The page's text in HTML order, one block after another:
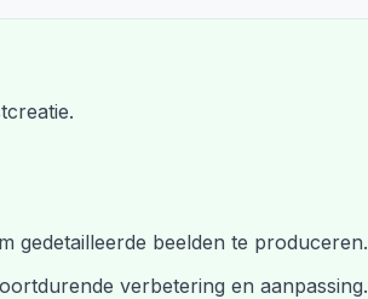
gedetailleerde beelden te produceren.
verbetering en aanpassing.